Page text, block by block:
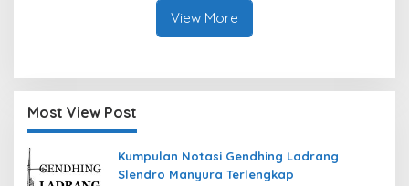
View More
Most View Post
Kumpulan Notasi Gendhing Ladrang
Slendro Manyura Terlengkap